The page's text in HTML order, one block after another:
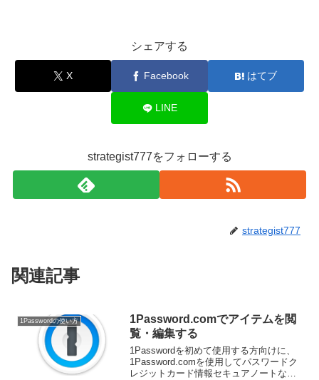
シェアする
X Facebook はてブ
LINE
strategist777をフォローする
strategist777
関連記事
1Passwordの使い方
1Password.comでアイテムを閲
覧・編集する
1Passwordを初めて使用する方向けに、
1Password.comを使用してパスワードク
レジットカード情報セキュアノートなど